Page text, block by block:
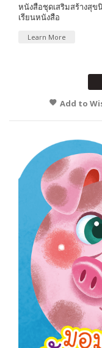
หนังสือชุดเสริมสร้างสุข
เรียนหนังสือ
Learn More
Add to